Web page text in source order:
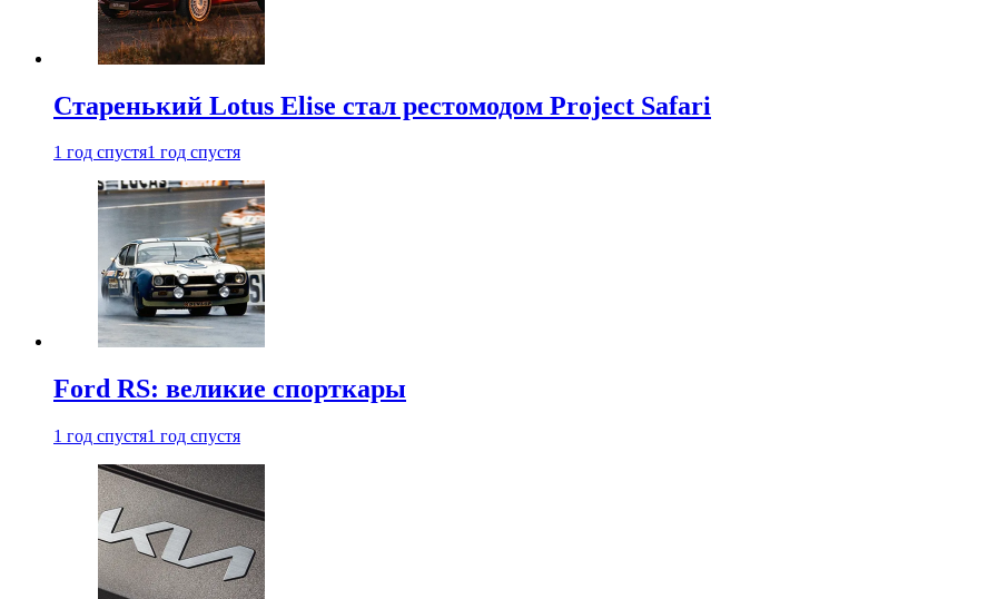
Старенький Lotus Elise стал рестомодом Project Safari
1 год спустя1 год спустя
Ford RS: великие спорткары
1 год спустя1 год спустя